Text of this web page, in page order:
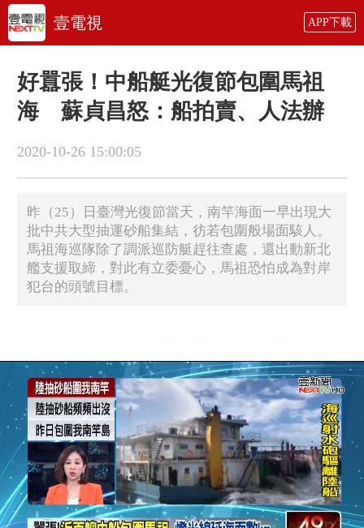
壹電視 APP下載
好囂張！中船艇光復節包圍馬祖
海 蘇貞昌怒：船拍賣、人法辦
2020-10-26 15:00:05
昨（25）日臺灣光復節當天，南竿海面一早出現大
批中共大型抽運砂船集結，彷若包圍般場面駭人。
馬祖海巡隊除了調派巡防艇趕往查處，還出動新北
艦支援取締，對此有立委憂心，馬祖恐怕成為對岸
犯台的頭號目標。